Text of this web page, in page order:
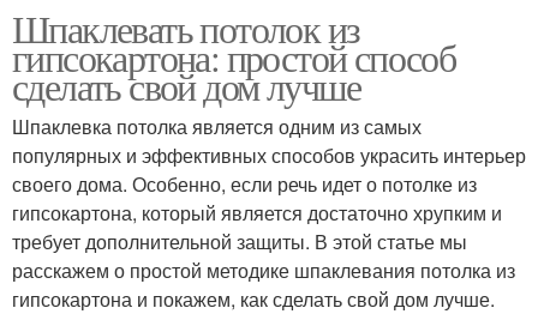
Шпаклевать потолок из
гипсокартона: простой способ
сделать свой дом лучше
Шпаклевка потолка является одним из самых
популярных и эффективных способов украсить интерьер
своего дома. Особенно, если речь идет о потолке из
гипсокартона, который является достаточно хрупким и
требует дополнительной защиты. В этой статье мы
расскажем о простой методике шпаклевания потолка из
гипсокартона и покажем, как сделать свой дом лучше.